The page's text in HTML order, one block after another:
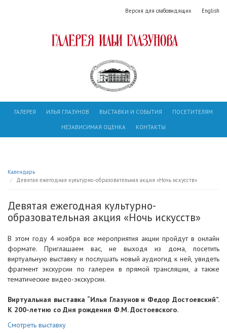
Версия для слабовидящих English
ГАЛЕРЕЯ ИЛЬЯ ГЛАЗУНОВ ВЫСТАВКИ И СОБЫТИЯ ПОСЕТИТЕЛЯМ
НЕЗАВИСИМАЯ ОЦЕНКА КОНТАКТЫ
Календарь
Девятая ежегодная культурно-образовательная акция «Ночь искусств»
Девятая ежегодная культурно-
образовательная акция «Ночь искусств»
В этом году 4 ноября все мероприятия акции пройдут в онлайн
формате. Приглашаем вас, не выходя из дома, посетить
виртуальную выставку и послушать новый аудиогид к ней, увидеть
фрагмент экскурсии по галереи в прямой трансляции, а также
тематические видео-экскурсии.
Виртуальная выставка “Илья Глазунов и Федор Достоевский”.
К 200-летию со Дня рождения Ф.М. Достоевского.
Смотреть выставку